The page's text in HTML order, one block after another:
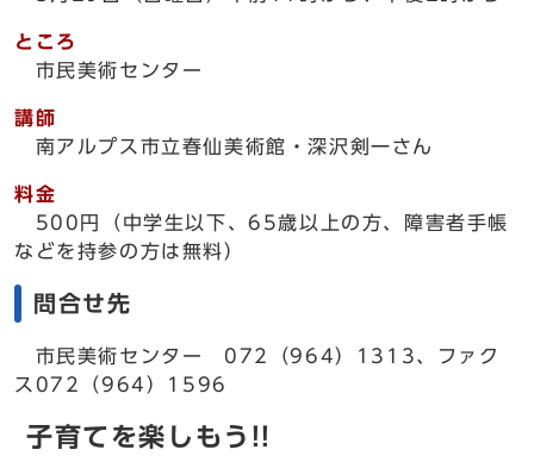
ところ
市民美術センター
講師
南アルプス市立春仙美術館・深沢剣一さん
料金
500円（中学生以下、65歳以上の方、障害者手帳
などを持参の方は無料）
問合せ先
市民美術センター 072（964）1313、ファク
ス072（964）1596
子育てを楽しもう!!